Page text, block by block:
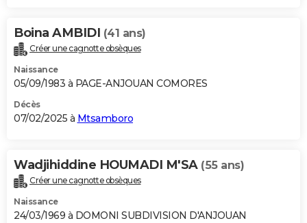
Boina AMBIDI (41 ans)
Créer une cagnotte obsèques
Naissance
05/09/1983 à PAGE-ANJOUAN COMORES
Décès
07/02/2025 à Mtsamboro
Wadjihiddine HOUMADI M'SA (55 ans)
Créer une cagnotte obsèques
Naissance
24/03/1969 à DOMONI SUBDIVISION D'ANJOUAN